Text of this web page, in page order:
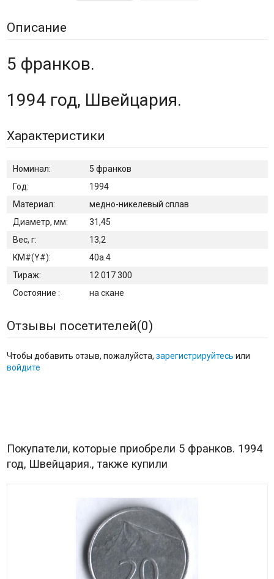
Описание
5 франков.
1994 год, Швейцария.
Характеристики
Номинал:
5 франков
Год:
1994
Материал:
медно-никелевый сплав
Диаметр, мм:
31,45
Вес, г:
13,2
KM#(Y#):
40а.4
Тираж:
12 017 300
Состояние :
на скане
Отзывы посетителей(0)
Чтобы добавить отзыв, пожалуйста, зарегистрируйтесь или
войдите
Покупатели, которые приобрели 5 франков. 1994
год, Швейцария., также купили